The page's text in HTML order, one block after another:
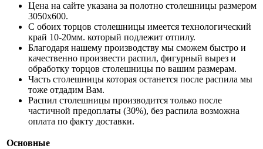
Цена на сайте указана за полотно столешницы размером
3050х600.
С обоих торцов столешницы имеется технологический
край 10-20мм. который подлежит отпилу.
Благодаря нашему производству мы сможем быстро и
качественно произвести распил, фигурный вырез и
обработку торцов столешницы по вашим размерам.
Часть столешницы которая останется после распила мы
тоже отдадим Вам.
Распил столешницы производится только после
частичной предоплаты (30%), без распила возможна
оплата по факту доставки.
Основные